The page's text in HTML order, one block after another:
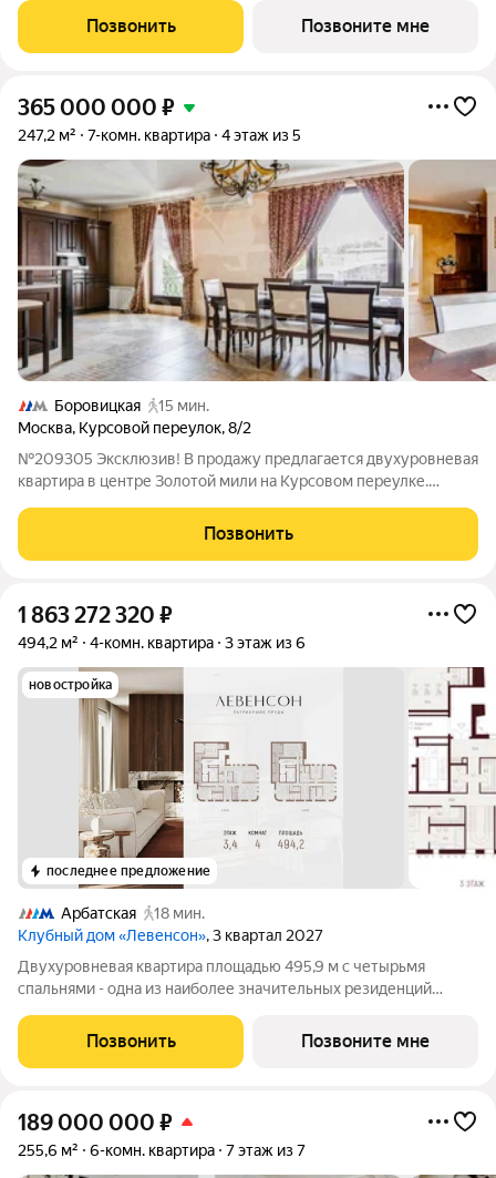
прошлого и архитектуры будущего. Историческое наследие
дополняется современными
Позвонить Позвоните мне
365 000 000 ₽
247,2 м² 7-комн. квартира 4 этаж из 5
Боровицкая
15 мин.
Москва, Курсовой переулок,8/2
№209305 Эксклюзив! В продажу предлагается двухуровневая
квартира в центре Золотой мили на Курсовом переулке.
предусмотрено: 1-й этаж: гостевой туалет, кухня с обеденной
зоной, большая гостиная, которая
Позвонить
1 863 272 320 ₽
494,2 м² 4-комн. квартира 3 этаж из 6
новостройка
последнее предложение
Арбатская
18 мин.
Клубный дом «Левенсон», 3 квартал 2027
Двухуровневая квартира площадью 495,9 м с четырьмя
спальнями - одна из наиболее значительных резиденций
большая зона кухни-столовой, просторная угловая гостиная,
гостевая спальня с
Позвонить Позвоните мне
189 000 000 ₽
255,6 м² 6-комн. квартира 7 этаж из 7